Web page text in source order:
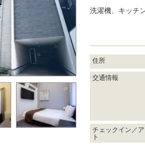
洗濯機、キッチ
住所
交通情報
チェックイン／
ト